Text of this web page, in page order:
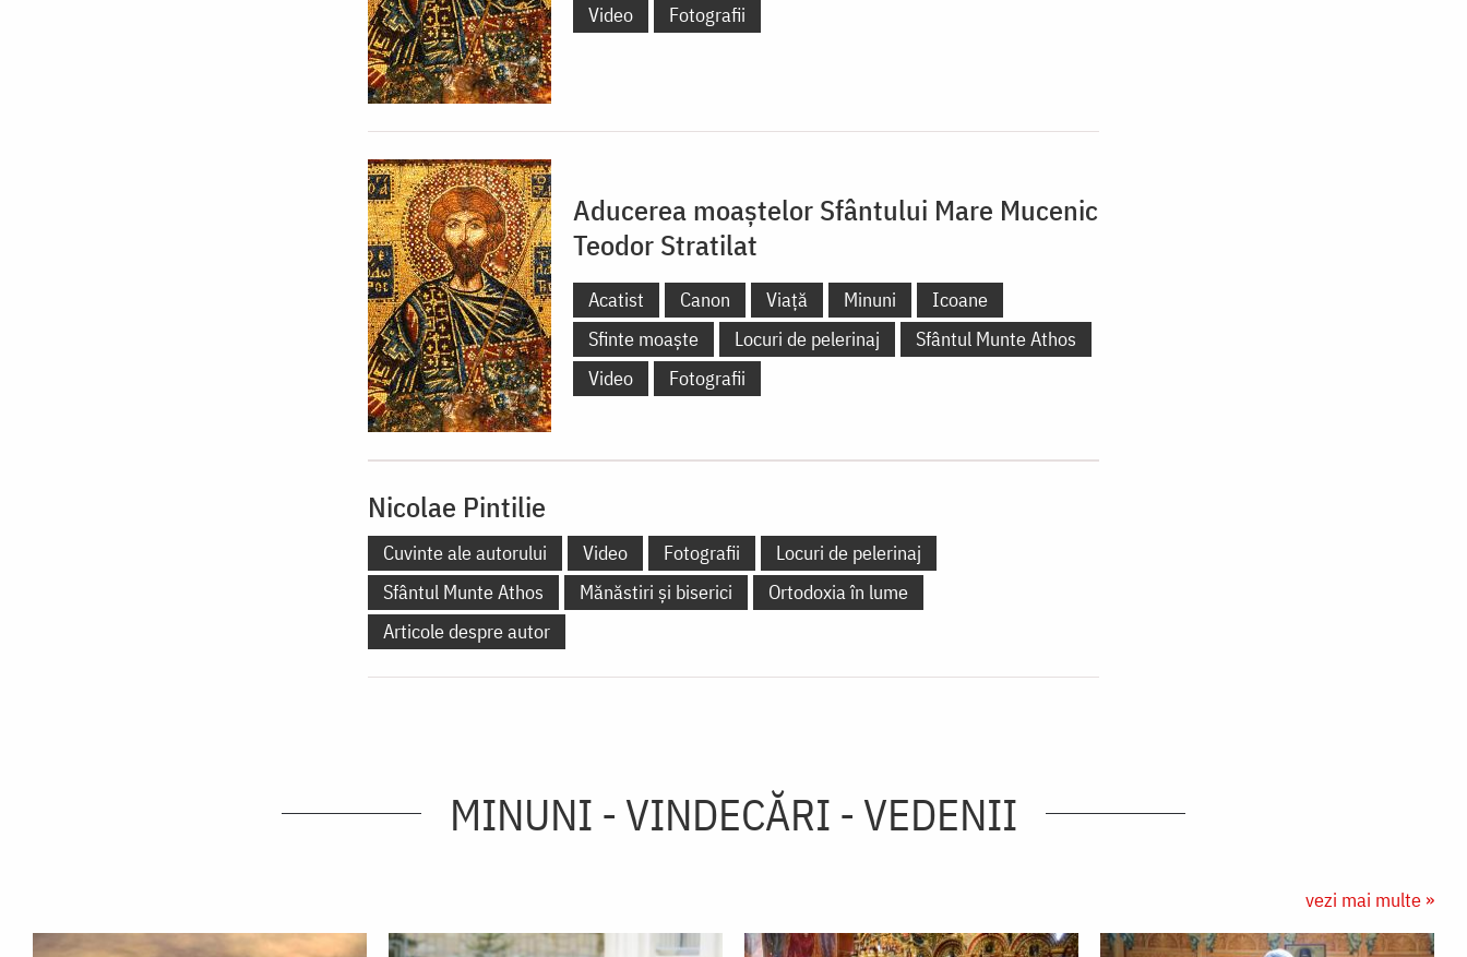
Video
Fotografii
Aducerea moaștelor Sfântului Mare Mucenic
Teodor Stratilat
Acatist Canon Viață Minuni
Icoane
Sfinte moaște
Locuri de pelerinaj
Sfântul Munte Athos
Video
Fotografii
Nicolae Pintilie
Cuvinte ale autorului Video Fotografii
Locuri de pelerinaj
Sfântul Munte Athos
Mănăstiri și biserici
Ortodoxia în lume
Articole despre autor
MINUNI - VINDECĂRI - VEDENII
vezi mai multe »